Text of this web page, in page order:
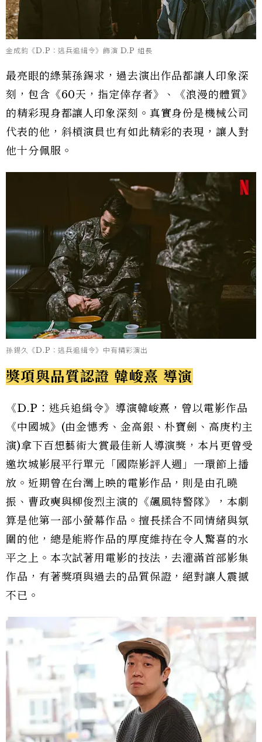
金成鈞《D.P：逃兵追緝令》飾演 D.P 組長
最亮眼的綠葉孫錫求，過去演出作品都讓人印象深
刻，包含《60天，指定倖存者》、《浪漫的體質》
的精彩現身都讓人印象深刻。真實身份是機械公司
代表的他，斜槓演員也有如此精彩的表現，讓人對
他十分佩服。
孫錫久《D.P：逃兵追緝令》中有精彩演出
獎項與品質認證 韓峻熹 導演
《D.P：逃兵追緝令》導演韓峻熹，曾以電影作品
《中國城》(由金憓秀、金高銀、朴寶劍、高庚杓主
演)拿下百想藝術大賞最佳新人導演獎，本片更曾受
邀坎城影展平行單元「國際影評人週」一環節上播
放。近期曾在台灣上映的電影作品，則是由孔曉
振、曹政奭與柳俊烈主演的《飆風特警隊》，本劇
算是他第一部小螢幕作品。擅長揉合不同情緒與氛
圍的他，總是能將作品的厚度維持在令人驚喜的水
平之上。本次試著用電影的技法，去灌滿首部影集
作品，有著獎項與過去的品質保證，絕對讓人震撼
不已。